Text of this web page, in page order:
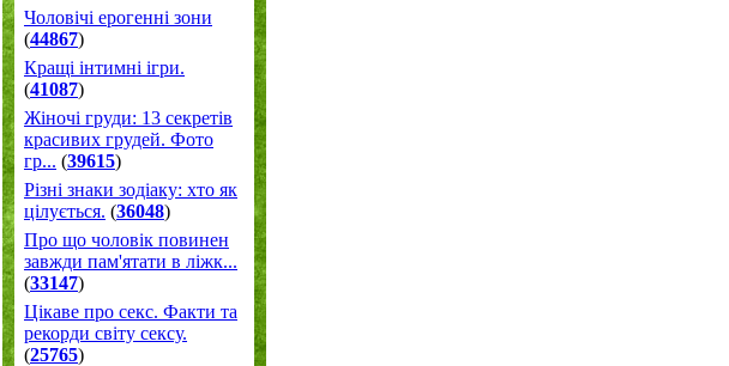
Чоловічі ерогенні зони
(44867)
Кращі інтимні ігри.
(41087)
Жіночі груди: 13 секретів
красивих грудей. Фото
гр... (39615)
Різні знаки зодіаку: хто як
цілується. (36048)
Про що чоловік повинен
завжди пам'ятати в ліжк...
(33147)
Цікаве про секс. Факти та
рекорди світу сексу.
(25765)